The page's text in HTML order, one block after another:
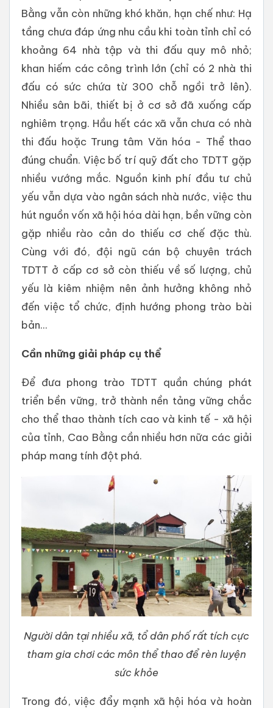
Bằng vẫn còn những khó khăn, hạn chế như: Hạ
tầng chưa đáp ứng nhu cầu khi toàn tỉnh chỉ có
khoảng 64 nhà tập và thi đấu quy mô nhỏ;
khan hiếm các công trình lớn (chỉ có 2 nhà thi
đấu có sức chứa từ 300 chỗ ngồi trở lên).
Nhiều sân bãi, thiết bị ở cơ sở đã xuống cấp
nghiêm trọng. Hầu hết các xã vẫn chưa có nhà
thi đấu hoặc Trung tâm Văn hóa - Thể thao
đúng chuẩn. Việc bố trí quỹ đất cho TDTT gặp
nhiều vướng mắc. Nguồn kinh phí đầu tư chủ
yếu vẫn dựa vào ngân sách nhà nước, việc thu
hút nguồn vốn xã hội hóa dài hạn, bền vững còn
gặp nhiều rào cản do thiếu cơ chế đặc thù.
Cùng với đó, đội ngũ cán bộ chuyên trách
TDTT ở cấp cơ sở còn thiếu về số lượng, chủ
yếu là kiêm nhiệm nên ảnh hưởng không nhỏ
đến việc tổ chức, định hướng phong trào bài
bản...
Cần những giải pháp cụ thể
Để đưa phong trào TDTT quần chúng phát
triển bền vững, trở thành nền tảng vững chắc
cho thể thao thành tích cao và kinh tế - xã hội
của tỉnh, Cao Bằng cần nhiều hơn nữa các giải
pháp mang tính đột phá.
Người dân tại nhiều xã, tổ dân phố rất tích cực
tham gia chơi các môn thể thao để rèn luyện
sức khỏe
Trong đó, việc đẩy mạnh xã hội hóa và hoàn